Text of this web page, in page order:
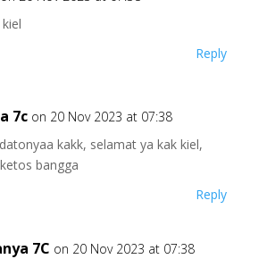
Reply
7c on 20 Nov 2023 at 07:38
kakk, selamat ya kak kiel,
bangga
Reply
7C on 20 Nov 2023 at 07:38